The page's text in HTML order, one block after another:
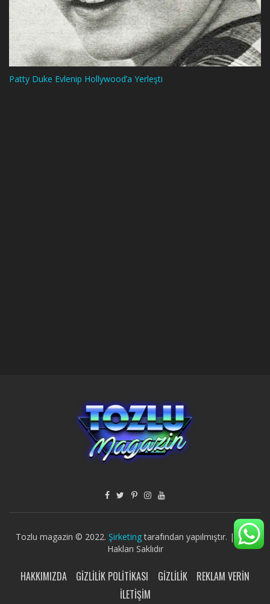
Patty Duke Evlenip Hollywood’a Yerleşti
Tozlu magazin © 2022. Şirketingtarafından yapılmıştır. | Tüm
Hakları Saklıdır
HAKKIMIZDA GIZLILIK POLITIKASI GIZLILIK
REKLAM VERIN
İLETIŞIM